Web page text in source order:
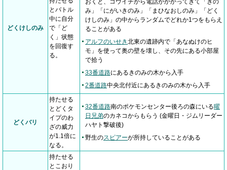
どくけしのみ
とバトル
中に自分
で「ど
く」状態
を回復す
る。
おくと、コウイチから電話がかかってきて「きの
み」「にがいきのみ」「まひなおしのみ」「どく
けしのみ」の中からランダムでどれか1つをもらえ
ることがある
アルフのいせき北東の遺跡内で「あなぬけのヒ
モ」を使って奥の壁を壊し、その先にある小部屋
で拾う
33番道路にあるきのみの木から入手
2番道路中央北付近にあるきのみの木から入手
どくバリ
持たせる
とどくタ
イプのわ
ざの威力
が1.1倍に
なる。
32番道路南のポケモンセンター後ろの森にいる曜
日兄弟のカネコからもらう (金曜日・ジムリーダー
ハヤト撃破後)
野生のスピアーが所持していることがある
持たせる
とこおり